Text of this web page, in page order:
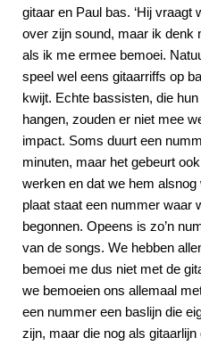
gitaar en Paul bas. ‘Hij vraagt
over zijn sound, maar ik denk
als ik me ermee bemoei.
speel wel eens gitaarriffs op
kwijt. Echte bassisten, die
hangen, zouden er niet mee
impact. Soms duurt een
minuten, maar het gebeurt
werken en dat we hem
plaat staat een nummer waar
begonnen. Opeens is zo’n
van de songs. We hebben
bemoei me dus niet met de
we bemoeien ons allemaal
een nummer een baslijn die
zijn, maar die nog als